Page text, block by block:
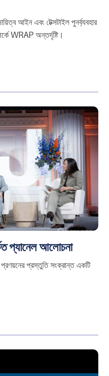
আইন এবং টেক্সটাইল পুনর্ব্যবহার
WRAP অন্তর্দৃষ্টি।
প্যানেল আলোচনা
প্রস্তুতি সংক্রান্ত একটি